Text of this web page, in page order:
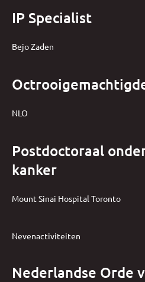
IP Specialist
Bejo Zaden
NLO
Postdoctoraal
kanker
Mount Sinai Hospital Toronto
Nevenactiviteiten
Nederlandse Orde